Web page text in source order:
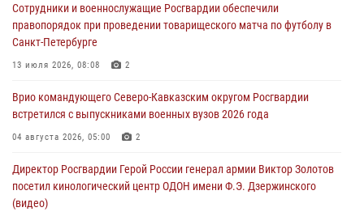
Кузбассе
08 августа 2026, 07:00
В Кабардино-Балкарии сотрудники Росгвардии провели турнир по
08 августа 2026, 07:00
В Москве росгвардейцы оказали помощь медикам и девушке с
08 августа 2026, 06:32 1
Сотрудники и военнослужащие Росгвардии обеспечили
правопорядок при проведении товарищеского матча по футболу в
Санкт-Петербурге
13 июля 2026, 08:08 2
Врио командующего Северо-Кавказским округом Росгвардии
встретился с выпускниками военных вузов 2026 года
04 августа 2026, 05:00 2
Директор Росгвардии Герой России генерал армии Виктор Золотов
посетил кинологический центр ОДОН имени Ф.Э. Дзержинского
(видео)